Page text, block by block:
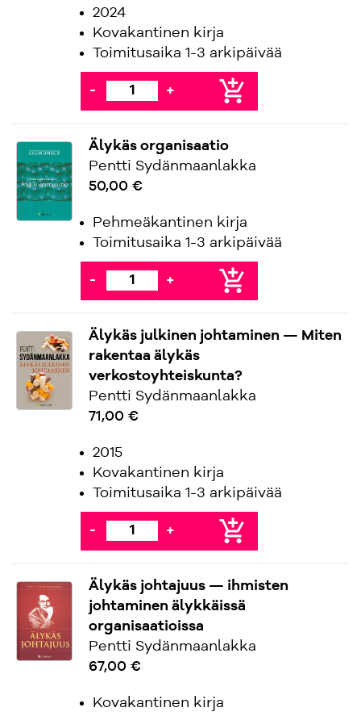
2024
Kovakantinen kirja
Toimitusaika 1-3 arkipäivää
- + add_shopping_cart
Älykäs organisaatio
Pentti Sydänmaanlakka
50,00 €
Pehmeäkantinen kirja
Toimitusaika 1-3 arkipäivää
- + add_shopping_cart
Älykäs julkinen johtaminen — Miten
rakentaa älykäs
verkostoyhteiskunta?
Pentti Sydänmaanlakka
71,00 €
2015
Kovakantinen kirja
Toimitusaika 1-3 arkipäivää
- + add_shopping_cart
Älykäs johtajuus — ihmisten
johtaminen älykkäissä
organisaatioissa
Pentti Sydänmaanlakka
67,00 €
Kovakantinen kirja